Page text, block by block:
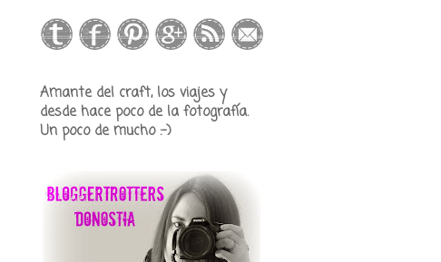
Amante del craft, los viajes y
desde hace poco de la fotografía.
Un poco de mucho :-)